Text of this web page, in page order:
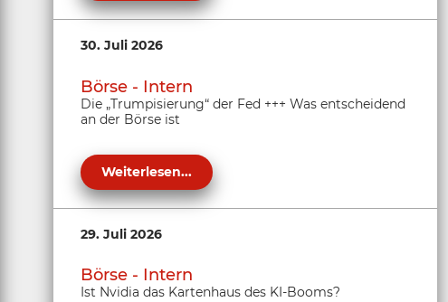
30. Juli 2026
Börse - Intern
Die „Trumpisierung“ der Fed +++ Was entscheidend
an der Börse ist
Weiterlesen...
29. Juli 2026
Börse - Intern
Ist Nvidia das Kartenhaus des KI-Booms?